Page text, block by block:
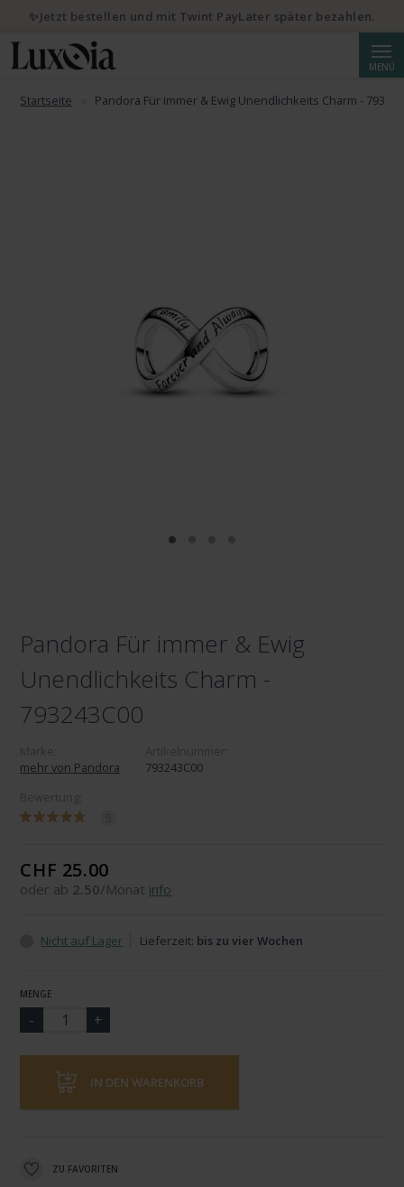
MENÜ
Startseite Pandora Für immer & Ewig Unendlichkeits Charm -
Pandora Für immer & Ewig
Unendlichkeits Charm -
793243C00
mehr von Pandora
793243C00
CHF 25.00
oder ab 2.50/Monat info
Nicht auf Lager Lieferzeit: bis zu vier Wochen
MENGE
IN DEN WARENKORB
ZU FAVORITEN
✨Jetzt bestellen und mit Twint PayLater später bezahlen.